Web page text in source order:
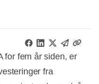
for fem år siden, er
fra